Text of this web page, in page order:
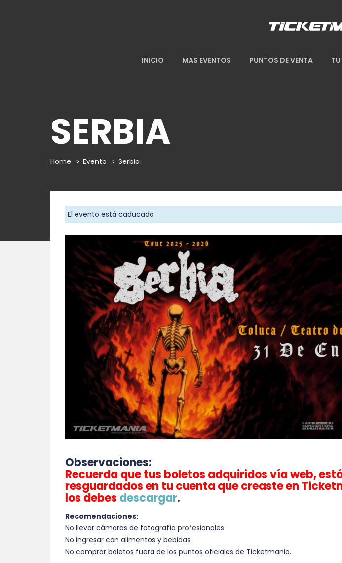
INICIO MAS EVENTOS PUNTOS DE VENTA TU
SERBIA
Home Evento Serbia
El evento está caducado
Observaciones:
Recuerda que tus boletos adquiridos vía web,
resguardados en tu cuenta que creaste en
los debes descargar.
Recomendaciones:
No llevar cámaras de fotografía profesionales.
No ingresar con alimentos y bebidas.
No comprar boletos fuera de los puntos oficiales de Ticketmania.